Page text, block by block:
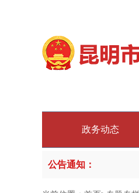
政务动态
公告通知：